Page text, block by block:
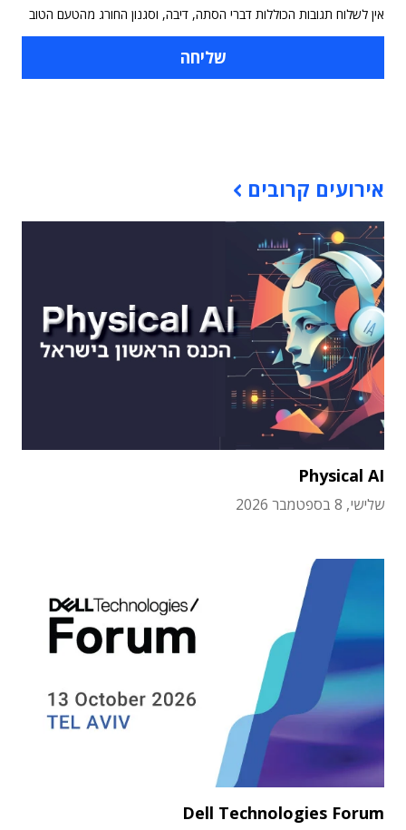
אין לשלוח תגובות הכוללות דברי הסתה, דיבה, וסגנון החורג מהטעם הטוב
אירועים קרובים
Physical AI
שלישי, 8 בספטמבר 2026
Dell Technologies Forum